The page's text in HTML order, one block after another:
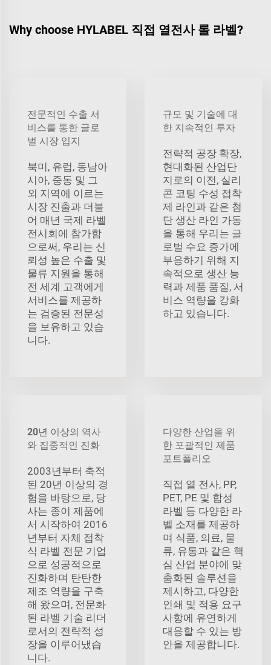
Why choose HYLABEL 직접 열전사 롤 라벨?
전문적인 수출 서
비스를 통한 글로
벌 시장 입지
북미, 유럽, 동남아
시아, 중동 및 그
외 지역에 이르는
시장 진출과 더불
어 매년 국제 라벨
전시회에 참가함
으로써, 우리는 신
뢰성 높은 수출 및
물류 지원을 통해
전 세계 고객에게
서비스를 제공하
는 검증된 전문성
을 보유하고 있습
니다.
규모 및 기술에 대
한 지속적인 투자
전략적 공장 확장,
현대화된 산업단
지로의 이전, 실리
콘 코팅 수성 접착
제 라인과 같은 첨
단 생산 라인 가동
을 통해 우리는 글
로벌 수요 증가에
부응하기 위해 지
속적으로 생산 능
력과 제품 품질, 서
비스 역량을 강화
하고 있습니다.
20년 이상의 역사
와 집중적인 진화
2003년부터 축적
된 20년 이상의 경
험을 바탕으로, 당
사는 종이 제품에
서 시작하여 2016
년부터 자체 접착
식 라벨 전문 기업
으로 성공적으로
진화하며 탄탄한
제조 역량을 구축
해 왔으며, 전문화
된 라벨 기술 리더
로서의 전략적 성
장을 이루어냈습
니다.
다양한 산업을 위
한 포괄적인 제품
포트폴리오
직접 열 전사, PP,
PET, PE 및 합성
라벨 등 다양한 라
벨 소재를 제공하
며 식품, 의료, 물
류, 유통과 같은 핵
심 산업 분야에 맞
춤화된 솔루션을
제시하고, 다양한
인쇄 및 적용 요구
사항에 유연하게
대응할 수 있는 방
안을 제공합니다.